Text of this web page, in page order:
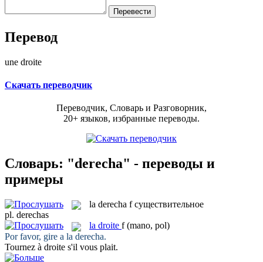
Перевод
une droite
Скачать переводчик
Переводчик, Словарь и Разговорник,
20+ языков, избранные переводы.
Словарь: "derecha" - переводы и
примеры
la derecha f существительное
pl. derechas
la droite f (mano, pol)
Por favor, gire a la derecha.
Tournez à droite s'il vous plait.